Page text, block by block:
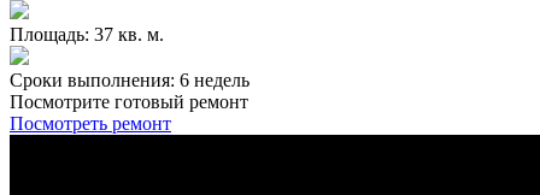
Площадь: 37 кв. м.
Сроки выполнения: 6 недель
Посмотрите готовый ремонт
Посмотреть ремонт